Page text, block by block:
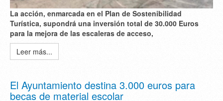
La acción, enmarcada en el Plan de Sostenibilidad
Turística, supondrá una inversión total de 30.000 Euros
para la mejora de las escaleras de acceso,
Leer más...
El Ayuntamiento destina 3.000 euros para
becas de material escolar